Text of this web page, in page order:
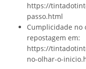
https://
passo.html
Cumplicidade no
repostagem em:
https://
no-olhar-o-